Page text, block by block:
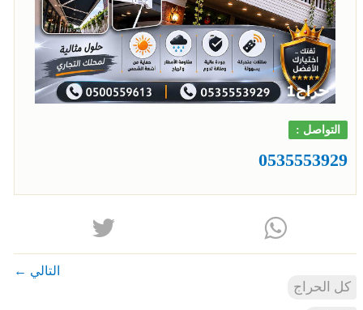
التواصل :
0535553929
التالي ←
كل الحراج